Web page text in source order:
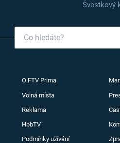
Švestkový
O FTV Prima
Volná místa
Reklama
HbbTV
Podmínky užívání